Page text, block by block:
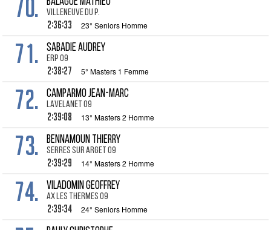
70. Villeneuve du P.
2:36:33 23° Seniors Homme
71. SABADIE Audrey
Erp 09
2:38:27 5° Masters 1 Femme
72. CAMPARMO Jean-Marc
Lavelanet 09
2:39:08 13° Masters 2 Homme
73. BENNAMOUN Thierry
Serres sur Arget 09
2:39:29 14° Masters 2 Homme
74. VILADOMIN Geoffrey
Ax les Thermes 09
2:39:34 24° Seniors Homme